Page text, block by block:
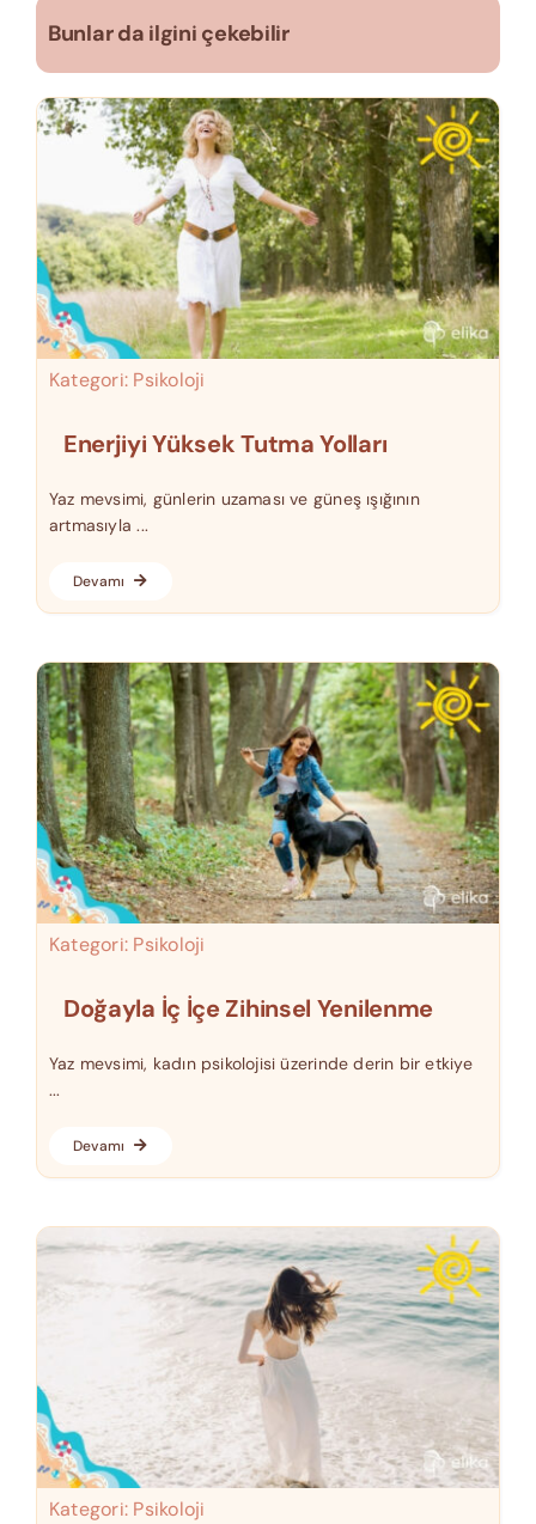
Bunlar da ilgini çekebilir
Kategori: Psikoloji
Enerjiyi Yüksek Tutma Yolları
Yaz mevsimi, günlerin uzaması ve güneş ışığının
artmasıyla ...
Devamı
Kategori: Psikoloji
Doğayla İç İçe Zihinsel Yenilenme
Yaz mevsimi, kadın psikolojisi üzerinde derin bir etkiye
...
Devamı
Kategori: Psikoloji